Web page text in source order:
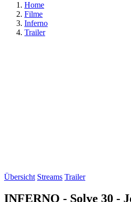
Home
Filme
Inferno
Trailer
Übersicht Streams Trailer
INFERNO - Solve 30 -